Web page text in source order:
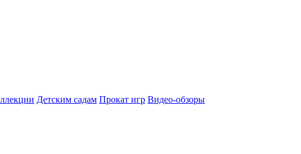
Детским садам Прокат игр Видео-обзоры